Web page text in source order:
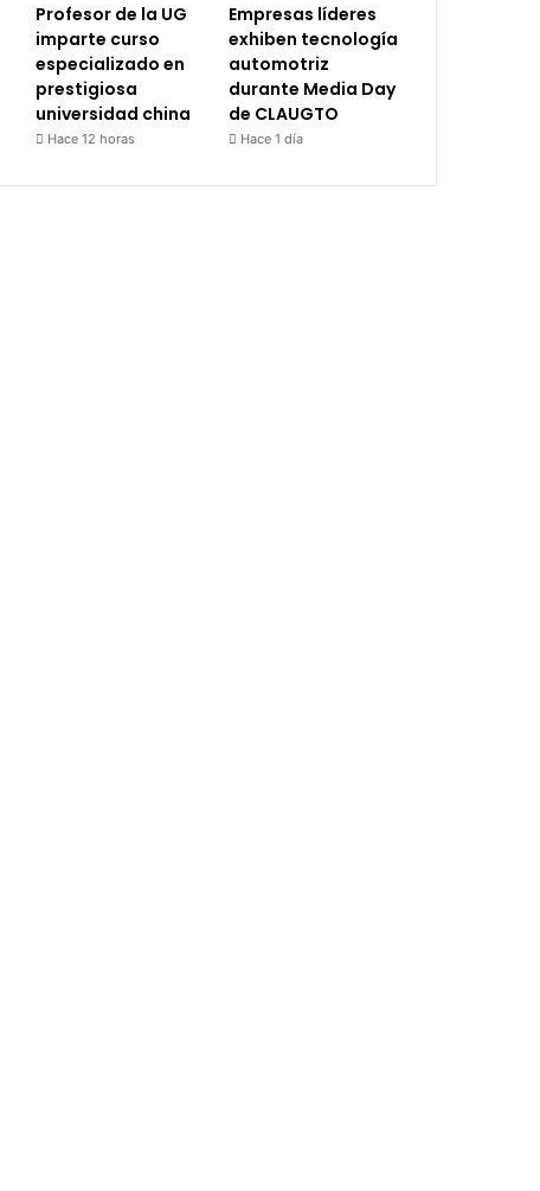
Profesor de la UG
imparte curso
especializado en
prestigiosa
universidad china
Hace 12 horas
Empresas líderes
exhiben tecnología
automotriz
durante Media Day
de CLAUGTO
Hace 1 día